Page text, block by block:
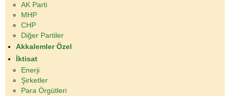
AK Parti
MHP
CHP
Diğer Partiler
Akkalemler Özel
İktisat
Enerji
Şirketler
Para Örgütleri